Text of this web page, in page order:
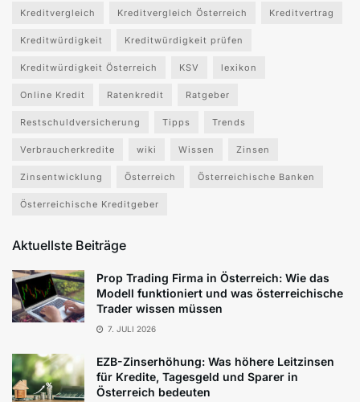
Kreditvergleich Kreditvergleich Österreich Kreditvertrag
Kreditwürdigkeit Kreditwürdigkeit prüfen
Kreditwürdigkeit Österreich KSV lexikon
Online Kredit Ratenkredit Ratgeber
Restschuldversicherung Tipps Trends
Verbraucherkredite wiki Wissen Zinsen
Zinsentwicklung Österreich Österreichische Banken
Österreichische Kreditgeber
Aktuellste Beiträge
Prop Trading Firma in Österreich: Wie das
Modell funktioniert und was österreichische
Trader wissen müssen
7. JULI 2026
EZB-Zinserhöhung: Was höhere Leitzinsen
für Kredite, Tagesgeld und Sparer in
Österreich bedeuten